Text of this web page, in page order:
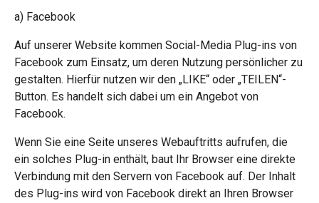
a) Facebook
Auf unserer Website kommen Social-Media Plug-ins von
Facebook zum Einsatz, um deren Nutzung persönlicher zu
gestalten. Hierfür nutzen wir den „LIKE“ oder „TEILEN“-
Button. Es handelt sich dabei um ein Angebot von
Facebook.
Wenn Sie eine Seite unseres Webauftritts aufrufen, die
ein solches Plug-in enthält, baut Ihr Browser eine direkte
Verbindung mit den Servern von Facebook auf. Der Inhalt
des Plug-ins wird von Facebook direkt an Ihren Browser